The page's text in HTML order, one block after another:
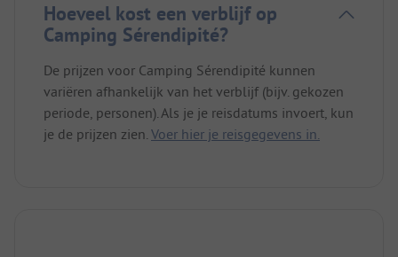
Hoeveel kost een verblijf op
Camping Sérendipité?
De prijzen voor Camping Sérendipité kunnen
variëren afhankelijk van het verblijf (bijv. gekozen
periode, personen). Als je je reisdatums invoert, kun
je de prijzen zien. Voer hier je reisgegevens in.